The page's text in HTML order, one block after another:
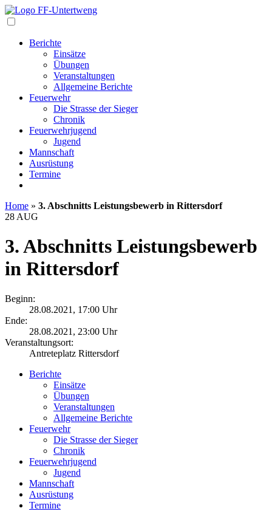
Berichte
Einsätze
Übungen
Veranstaltungen
Allgemeine Berichte
Feuerwehr
Die Strasse der Sieger
Chronik
Feuerwehrjugend
Jugend
Mannschaft
Ausrüstung
Termine
Home » 3. Abschnitts Leistungsbewerb in Rittersdorf
28 AUG
3. Abschnitts Leistungsbewerb
in Rittersdorf
Beginn:
28.08.2021, 17:00 Uhr
Ende:
28.08.2021, 23:00 Uhr
Veranstaltungsort:
Antreteplatz Rittersdorf
Berichte
Einsätze
Übungen
Veranstaltungen
Allgemeine Berichte
Feuerwehr
Die Strasse der Sieger
Chronik
Feuerwehrjugend
Jugend
Mannschaft
Ausrüstung
Termine